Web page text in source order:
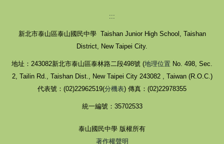
:::
新北市泰山區泰山國民中學 Taishan Junior High School, Taishan
District, New Taipei City.
地址：243082新北市泰山區泰林路二段498號 (地理位置 No. 498, Sec.
2, Tailin Rd., Taishan Dist., New Taipei City 243082 , Taiwan (R.O.C.)
代表號：(02)22962519(分機表) 傳真：(02)22978355
統一編號：35702533
泰山國民中學 版權所有
著作權聲明